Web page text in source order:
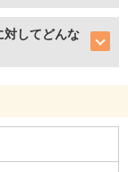
対してどんな